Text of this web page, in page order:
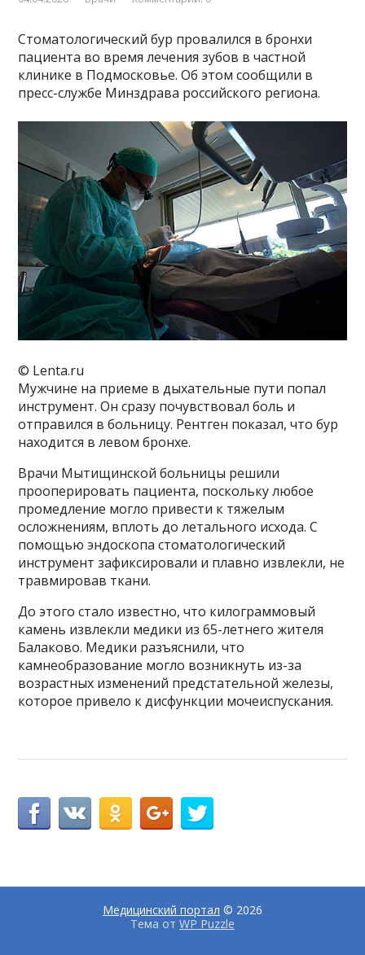
Стоматологический бур провалился в бронхи
пациента во время лечения зубов в частной
клинике в Подмосковье. Об этом сообщили в
пресс-службе Минздрава российского региона.
© Lenta.ru
Мужчине на приеме в дыхательные пути попал
инструмент. Он сразу почувствовал боль и
отправился в больницу. Рентген показал, что бур
находится в левом бронхе.
Врачи Мытищинской больницы решили
прооперировать пациента, поскольку любое
промедление могло привести к тяжелым
осложнениям, вплоть до летального исхода. С
помощью эндоскопа стоматологический
инструмент зафиксировали и плавно извлекли, не
травмировав ткани.
До этого стало известно, что килограммовый
камень извлекли медики из 65-летнего жителя
Балаково. Медики разъяснили, что
камнеобразование могло возникнуть из-за
возрастных изменений предстательной железы,
которое привело к дисфункции мочеиспускания.
Медицинский портал © 2026
Тема от WP Puzzle